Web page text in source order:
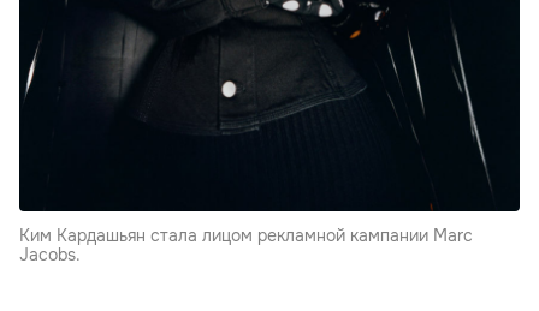
Ким Кардашьян стала лицом рекламной кампании Marc
Jacobs.